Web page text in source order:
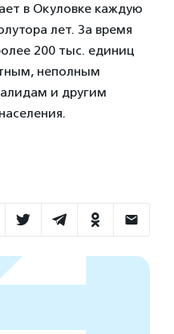
в Окуловке каждую
лет. За время
200 тыс. единиц
неполным
и другим